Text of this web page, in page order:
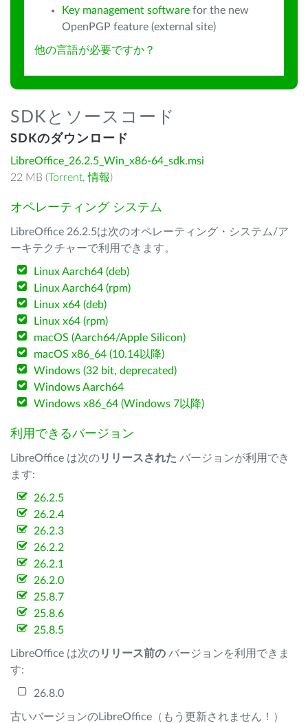
Key management software for the new
OpenPGP feature (external site)
他の言語が必要ですか？
SDKとソースコード
SDKのダウンロード
LibreOffice_26.2.5_Win_x86-64_sdk.msi
22 MB (Torrent,情報)
オペレーティング システム
LibreOffice 26.2.5は次のオペレーティング・システム/ア
ーキテクチャーで利用できます。
Linux Aarch64 (deb)
Linux Aarch64 (rpm)
Linux x64 (deb)
Linux x64 (rpm)
macOS (Aarch64/Apple Silicon)
macOS x86_64 (10.14以降)
Windows (32 bit, deprecated)
Windows Aarch64
Windows x86_64 (Windows 7以降)
利用できるバージョン
LibreOffice は次のリリースされた バージョンが利用でき
ます:
26.2.5
26.2.4
26.2.3
26.2.2
26.2.1
26.2.0
25.8.7
25.8.6
25.8.5
LibreOffice は次のリリース前の バージョンを利用できま
す:
26.8.0
古いバージョンのLibreOffice（もう更新されません！）